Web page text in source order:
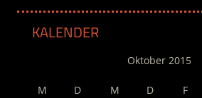
KALENDER
Oktober 2015
M D M D F